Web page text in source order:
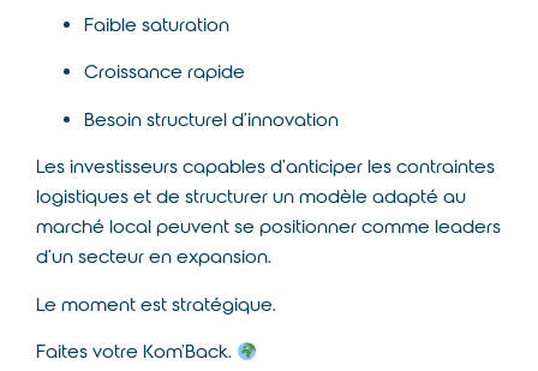
Faible saturation
Croissance rapide
Besoin structurel d’innovation
Les investisseurs capables d’anticiper les contraintes
logistiques et de structurer un modèle adapté au
marché local peuvent se positionner comme leaders
d’un secteur en expansion.
Le moment est stratégique.
Faites votre Kom’Back.